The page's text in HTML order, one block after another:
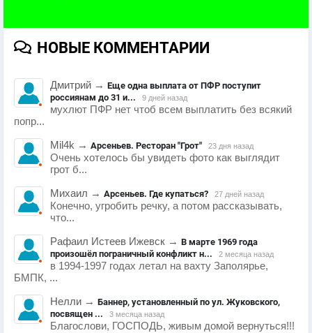
НОВЫЕ КОММЕНТАРИИ
Дмитрий → Еще одна выплата от ПФР поступит
россиянам до 31 и...
9 дней назад
мухлют ПФР нет чтоб всем выплатить без всякий
попр...
Mil4k → Арсеньев. Ресторан "Грот" 23 дня назад
Очень хотелось бы увидеть фото как выглядит
грот б...
Михаил → Арсеньев. Где купаться? 27 дней назад
Конечно, угробить речку, а потом рассказывать,
что...
Рафаил Истеев Ижевск → В марте 1969 года
произошёл пограничный конфликт н...
2 месяца назад
в 1994-1997 годах летал на вахту Заполярье,
БМПК, ...
Нелли → Баннер, установленный по ул. Жуковского,
посвящен ...
3 месяца назад
Благослови, ГОСПОДЬ, живым домой вернуться!!!